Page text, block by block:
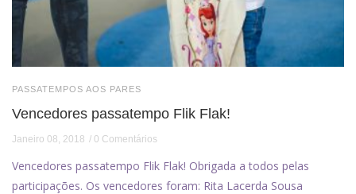
PASSATEMPOS AOS PARES
Vencedores passatempo Flik Flak!
Janeiro 08, 2018 0 Comentários
Vencedores passatempo Flik Flak! Obrigada a todos pelas
participações. Os vencedores foram: Rita Lacerda Sousa